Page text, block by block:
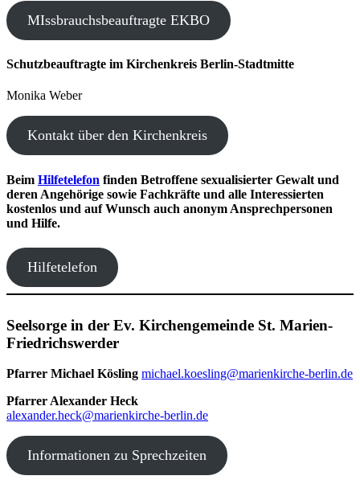
MIssbrauchsbeauftragte EKBO
Schutzbeauftragte im Kirchenkreis Berlin-Stadtmitte
Monika Weber
Kontakt über den Kirchenkreis
Beim Hilfetelefon finden Betroffene sexualisierter Gewalt und
deren Angehörige sowie Fachkräfte und alle Interessierten
kostenlos und auf Wunsch auch anonym Ansprechpersonen
und Hilfe.
Hilfetelefon
Seelsorge in der Ev. Kirchengemeinde St. Marien-
Friedrichswerder
Pfarrer Michael Kösling michael.koesling@marienkirche-berlin.de
Pfarrer Alexander Heck
alexander.heck@marienkirche-berlin.de
Informationen zu Sprechzeiten